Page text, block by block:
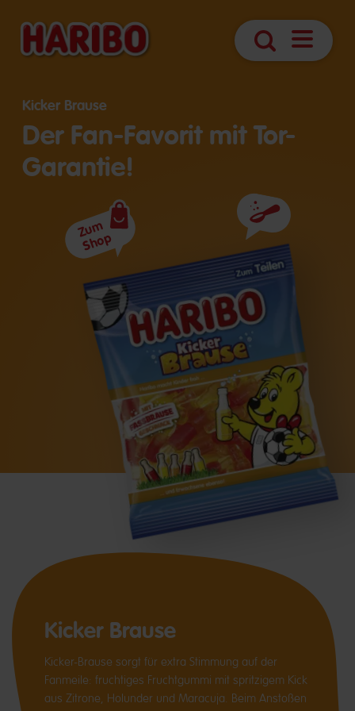
Suche
Kicker Brause
Der Fan-Favorit mit Tor-
Garantie!
Zutaten
Zum
Shop
Kicker Brause
Kicker-Brause sorgt für extra Stimmung auf der
Fanmeile: fruchtiges Fruchtgummi mit spritzigem Kick
aus Zitrone, Holunder und Maracuja. Beim Anstoßen